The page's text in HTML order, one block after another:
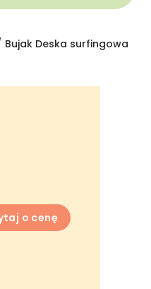
Bujak Deska surfingowa
o cenę